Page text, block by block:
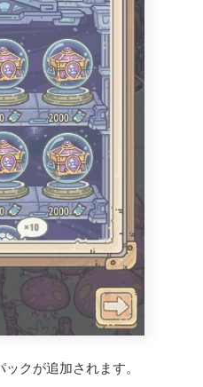
クが追加されます。